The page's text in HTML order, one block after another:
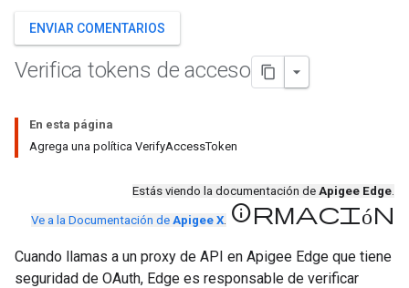
ENVIAR COMENTARIOS
Verifica tokens de acceso
En esta página
Agrega una política VerifyAccessToken
Estás viendo la documentación de Apigee Edge.
Ve a la Documentación de Apigee X. información
Cuando llamas a un proxy de API en Apigee Edge que tiene
seguridad de OAuth, Edge es responsable de verificar